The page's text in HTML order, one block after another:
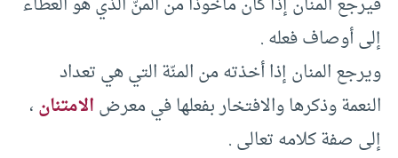
إلى أوصاف فعله .
ويرجع المنان إذا أخذته من المنّة التي هي تعداد
النعمة وذكرها والافتخار بفعلها في معرضالامتنان،
إلى صفة كلامه تعالى .